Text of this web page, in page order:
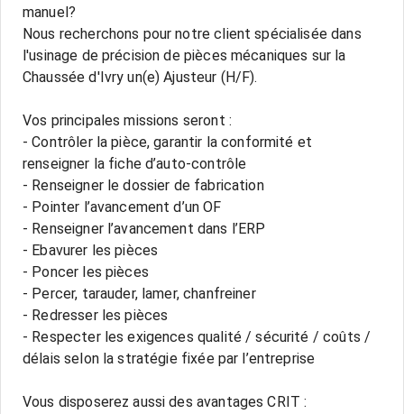
manuel?
Nous recherchons pour notre client spécialisée dans
l'usinage de précision de pièces mécaniques sur la
Chaussée d'Ivry un(e) Ajusteur (H/F).
Vos principales missions seront :
- Contrôler la pièce, garantir la conformité et
renseigner la fiche d’auto-contrôle
- Renseigner le dossier de fabrication
- Pointer l’avancement d’un OF
- Renseigner l’avancement dans l’ERP
- Ebavurer les pièces
- Poncer les pièces
- Percer, tarauder, lamer, chanfreiner
- Redresser les pièces
- Respecter les exigences qualité / sécurité / coûts /
délais selon la stratégie fixée par l’entreprise
Vous disposerez aussi des avantages CRIT :